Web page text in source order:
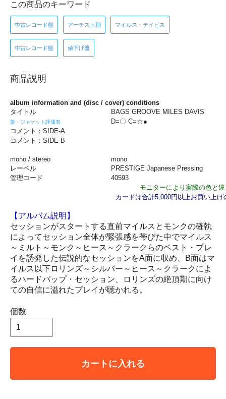
この商品のキーワード
中古レコード盤 アーチスト別 マイルス・デイビス
中古レコード盤 値下げ盤
商品説明
album information and (disc / cover) conditions
タイトル
BAGS GROOVE MILES DAVIS
盤・ジャケット評価表
D=〇 C=☆●
コメント：SIDE-A
コメント：SIDE-B
mono / stereo
mono
レーベル
PRESTIGE Japanese Pressing
管理コード
40593
モニターにより実際の色と
カードは合計5,000円以上お買い上
【アルバム説明】
セッションがスタートする直前マイルスとモンクの確執
によってセッション全体が緊張感を帯びた中でマイルス
～ミルト～モンク～ヒース～クラークらのベスト・プレ
イを誘発した伝説的なセッションをA面に収め、B面はマ
イルス以下ロリンズ～シルバー～ヒース～クラークによ
るハードバップ・セッション、ロリンズの絶頂期に向け
ての自信に溢れたプレイが聴かれる。
個数
カートに入れる